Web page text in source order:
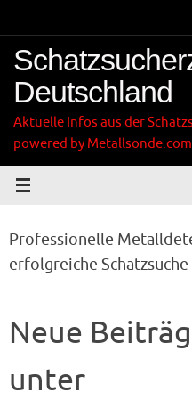
Inhalt
springen
Deutschland
Aktuelle Infos aus der
powered by Metallsonde.com
Professionelle
erfolgreiche Schatzsuche
Neue
unter